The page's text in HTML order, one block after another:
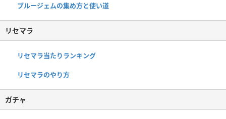
ブルージェムの集め方と使い道
リセマラ
リセマラ当たりランキング
リセマラのやり方
ガチャ